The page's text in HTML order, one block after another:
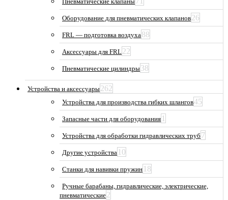
Оборудование для пневматических клапанов26
FRL — подготовка воздуха88
Аксессуары для FRL22
Пневматические цилиндры38
Устройства и аксессуары262
Устройства для производства гибких шлангов45
Запасные части для оборудования 1
Устройства для обработки гидравлических труб 7
Другие устройства 10
Станки для навивки пружин 18
Ручные барабаны, гидравлические, электрические,
пневматические2